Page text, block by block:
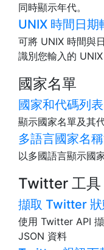
同時顯示年代。
UNIX 時間日期
可將 UNIX 時間與
識別您輸入的 UNIX
國家名單
國家和代碼列表
顯示國家名單及其
多語言國家名
以多國語言顯示國
Twitter 工具
擷取 Twitter 狀
使用 Twitter API
JSON 資料